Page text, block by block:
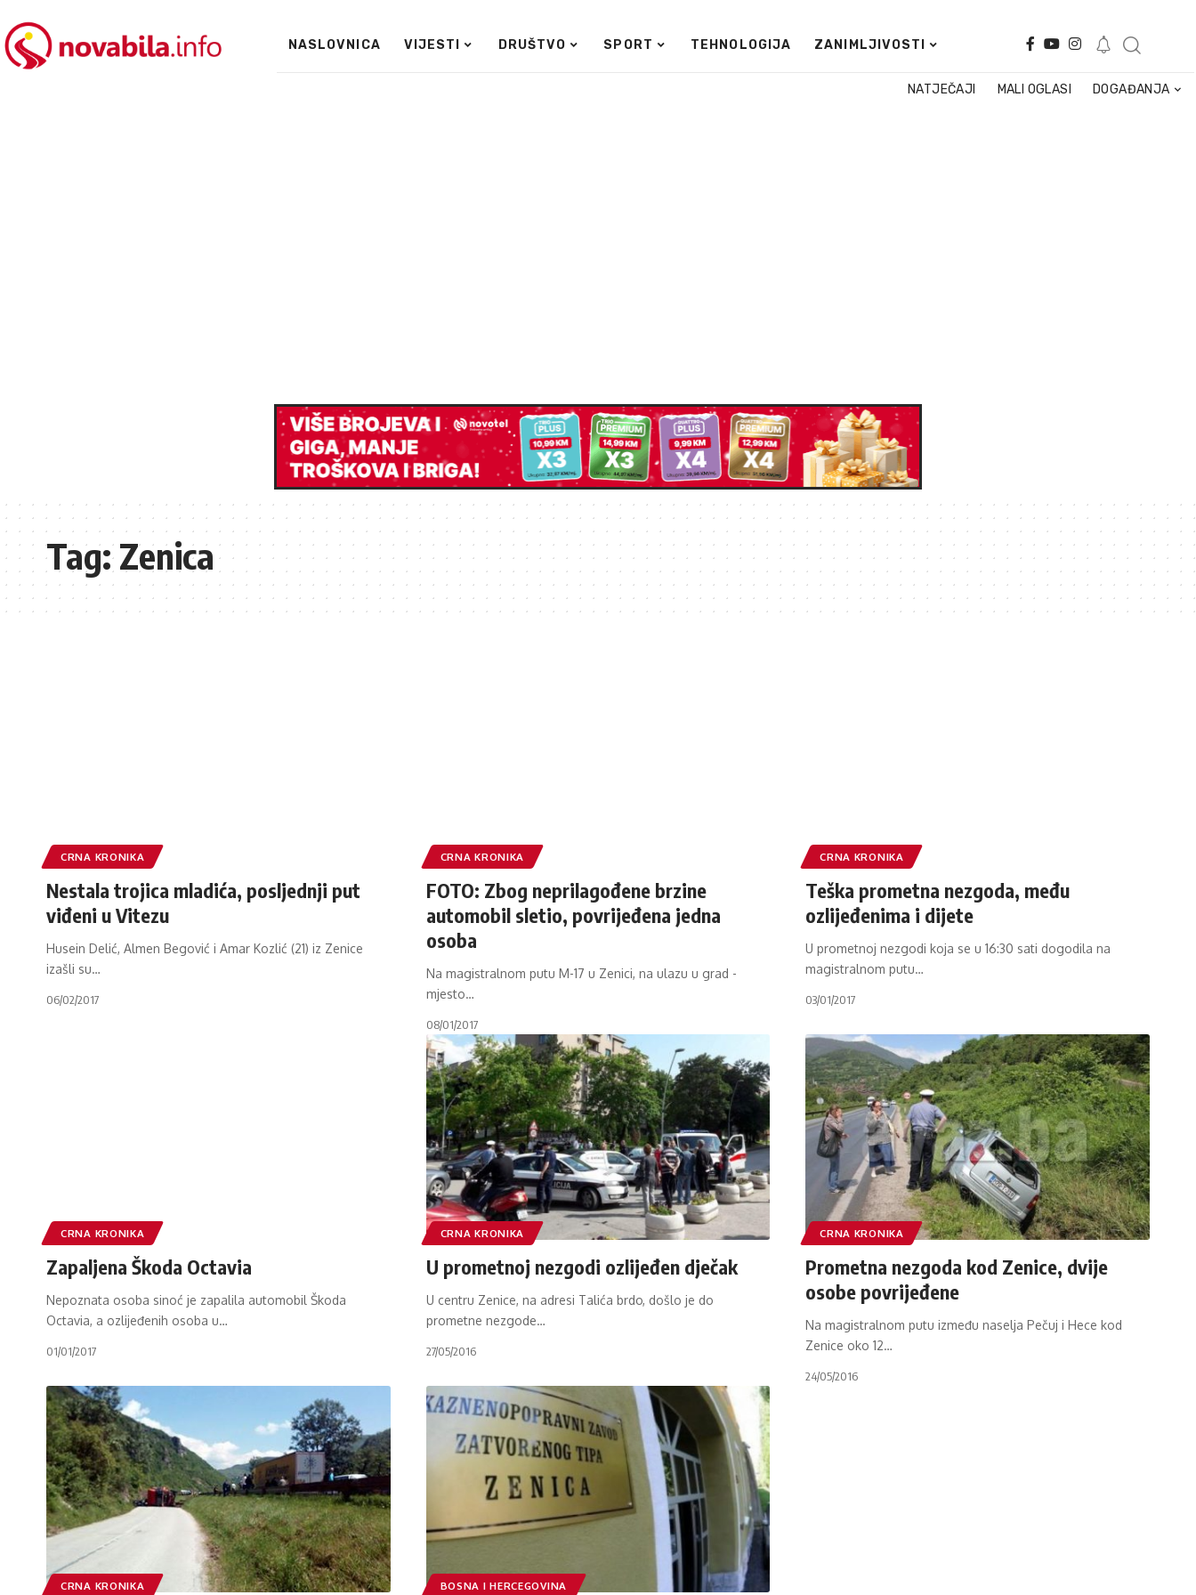
NASLOVNICA VIJESTI DRUŠTVO SPORT TEHNOLOGIJA ZANIMLJIVOSTI
NATJEČAJI MALI OGLASI DOGAĐANJA
Tag:Zenica
CRNA KRONIKA
Nestala trojica mladića, posljednji put
viđeni u Vitezu
Husein Delić, Almen Begović i Amar Kozlić (21) iz Zenice
izašli su…
06/02/2017
CRNA KRONIKA
FOTO: Zbog neprilagođene brzine
automobil sletio, povrijeđena jedna
osoba
Na magistralnom putu M-17 u Zenici, na ulazu u grad -
mjesto…
08/01/2017
CRNA KRONIKA
Teška prometna nezgoda, među
ozlijeđenima i dijete
U prometnoj nezgodi koja se u 16:30 sati dogodila na
magistralnom putu…
03/01/2017
CRNA KRONIKA
Zapaljena Škoda Octavia
Nepoznata osoba sinoć je zapalila automobil Škoda
Octavia, a ozlijeđenih osoba u…
01/01/2017
CRNA KRONIKA
U prometnoj nezgodi ozlijeđen dječak
U centru Zenice, na adresi Talića brdo, došlo je do
prometne nezgode…
27/05/2016
CRNA KRONIKA
Prometna nezgoda kod Zenice, dvije
osobe povrijeđene
Na magistralnom putu između naselja Pečuj i Hece kod
Zenice oko 12…
24/05/2016
CRNA KRONIKA BOSNA I HERCEGOVINA